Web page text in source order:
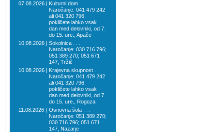
07.08.2026 | Kulturni dom . . .
Naročanje: 041 479 242
ali 041 320 796,
pokličete lahko vsak
dan med delovniki, od 7.
do 15. ure., Apače
10.08.2026 | Sokolnica . . .
Naročanje: 030 716 796;
051 389 270; 051 671
147, Tržič
10.08.2026 | Krajevna skupnost . . .
Naročanje: 041 479 242
ali 041 320 796,
pokličete lahko vsak
dan med delovniki, od 7.
do 15. ure., Rogoza
11.08.2026 | Osnovna šola . . .
Naročanje: 051 389 270;
030 716 796; 051 671
147, Nazarje